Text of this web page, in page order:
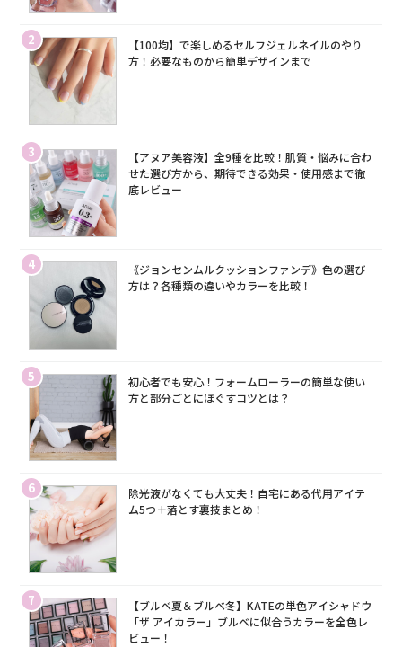
2
【100均】で楽しめるセルフジェルネイルのやり
方！必要なものから簡単デザインまで
3
【アヌア美容液】全9種を比較！肌質・悩みに合わ
せた選び方から、期待できる効果・使用感まで徹
底レビュー
4
《ジョンセンムルクッションファンデ》色の選び
方は？各種類の違いやカラーを比較！
5
初心者でも安心！フォームローラーの簡単な使い
方と部分ごとにほぐすコツとは？
6
除光液がなくても大丈夫！自宅にある代用アイテ
ム5つ＋落とす裏技まとめ！
7
【ブルベ夏＆ブルベ冬】KATEの単色アイシャドウ
「ザ アイカラー」ブルベに似合うカラーを全色レ
ビュー！